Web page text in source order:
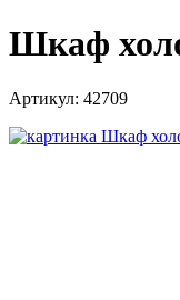
Шкаф
Артикул: 42709